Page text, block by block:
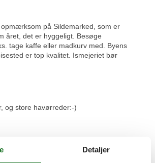
på Sildemarked, som er
året, det er hyggeligt. Besøge
tage kaffe eller madkurv med. Byens
er top kvalitet. Ismejeriet bør
og store havørreder:-)
for voksne. Detaljer